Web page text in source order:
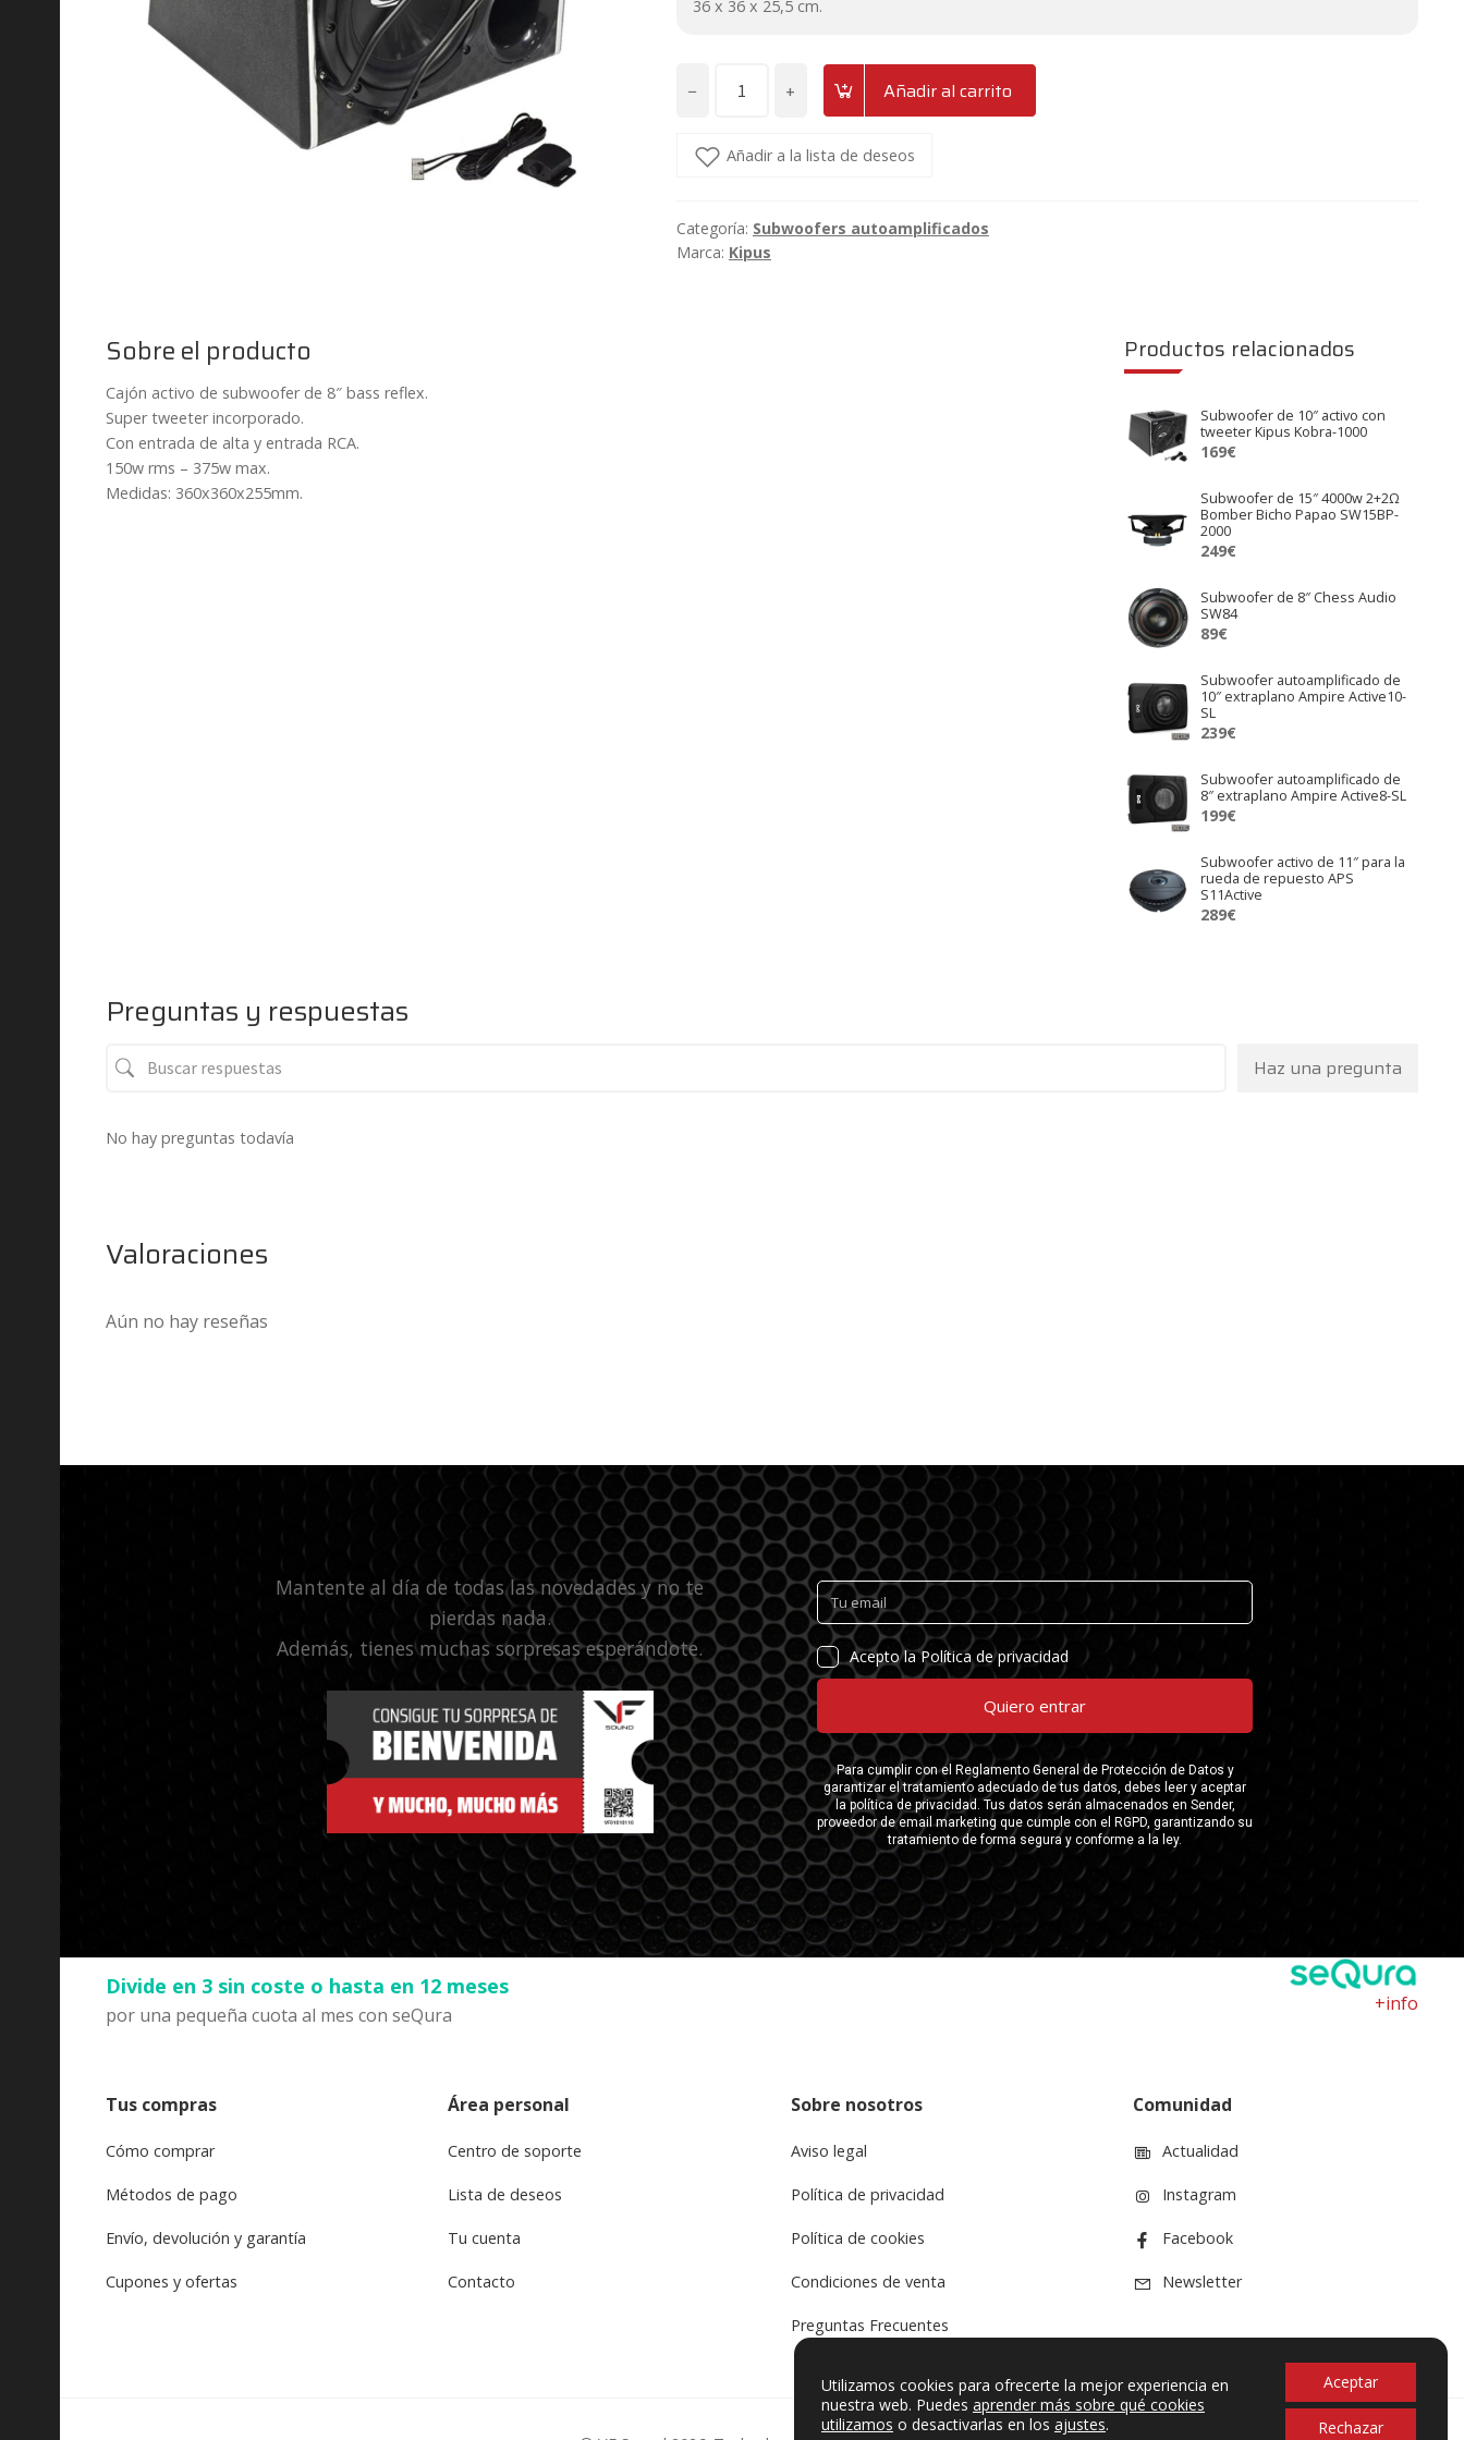
36 x 36 x 25,5 cm.
−
Subwoofer
tweeter
Kipus
+ Añadir al carrito
Añadir a la lista de deseos
Categoría: Subwoofers autoamplificados
Marca: Kipus
Sobre el producto
Cajón activo de subwoofer de 8″ bass reflex.
Super tweeter incorporado.
Con entrada de alta y entrada RCA.
150w rms – 375w max.
Medidas: 360x360x255mm.
Productos relacionados
Subwoofer de 10″ activo con
tweeter Kipus Kobra-1000
169€
Subwoofer de 15″ 4000w 2+2Ω
Bomber Bicho Papao SW15BP-
2000
249€
Subwoofer de 8″ Chess Audio
SW84
89€
Subwoofer autoamplificado de
10″ extraplano Ampire Active10-
SL
239€
Subwoofer autoamplificado de
8″ extraplano Ampire Active8-SL
199€
Subwoofer activo de 11″ para la
rueda de repuesto APS
S11Active
289€
Preguntas y respuestas
Haz una pregunta
No hay preguntas todavía
Valoraciones
Aún no hay reseñas
Mantente al día de todas las novedades y no te
pierdas nada.
Además, tienes muchas sorpresas esperándote.
Divide en 3 sin coste o hasta en 12 meses
por una pequeña cuota al mes con seQura
+info
Tus compras
Cómo comprar
Métodos de pago
Envío, devolución y garantía
Cupones y ofertas
Área personal
Centro de soporte
Lista de deseos
Tu cuenta
Contacto
Sobre nosotros
Aviso legal
Política de privacidad
Política de cookies
Condiciones de venta
Preguntas Frecuentes
Comunidad
Actualidad
Instagram
Facebook
Newsletter
Utilizamos cookies para ofrecerte la mejor experiencia en
nuestra web. Puedes aprender más sobre qué cookies
utilizamos o desactivarlas en los ajustes.
Aceptar
Rechazar